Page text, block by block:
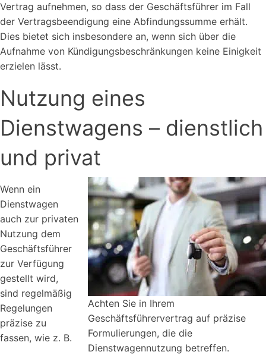
Vertrag aufnehmen, so dass der Geschäftsführer im Fall
der Vertragsbeendigung eine Abfindungssumme erhält.
Dies bietet sich insbesondere an, wenn sich über die
Aufnahme von Kündigungsbeschränkungen keine Einigkeit
erzielen lässt.
Nutzung eines
Dienstwagens – dienstlich
und privat
Achten Sie in Ihrem
Geschäftsführervertrag auf präzise
Formulierungen, die die
Dienstwagennutzung betreffen.
Wenn ein
Dienstwagen
auch zur privaten
Nutzung dem
Geschäftsführer
zur Verfügung
gestellt wird,
sind regelmäßig
Regelungen
präzise zu
fassen, wie z. B.